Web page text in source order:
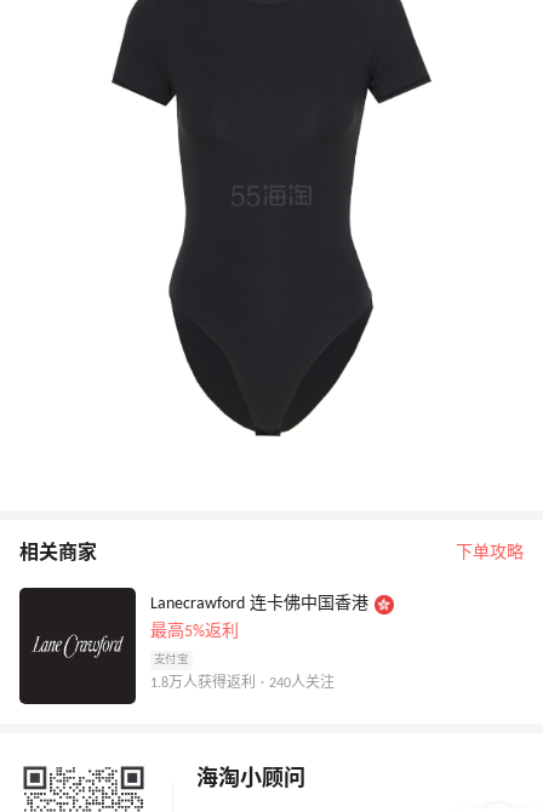
相关商家 下单攻略
Lanecrawford 连卡佛中国香港
最高5%返利
支付宝
1.8万人获得返利 · 240人关注
海淘小顾问